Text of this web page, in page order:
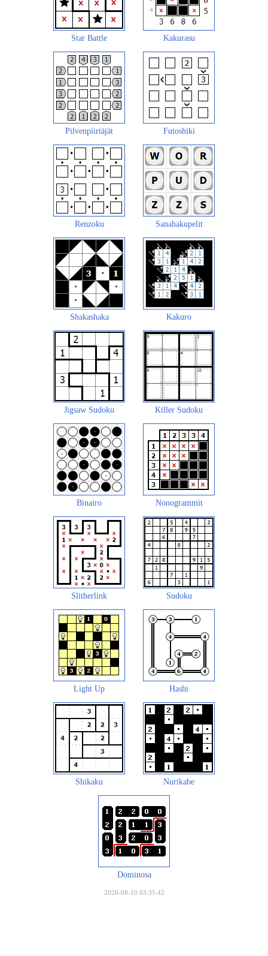
Star Battle Kakurasu
Pilvenpiirtäjät Futoshiki
Renzoku Sanahakupelit
Shakashaka Kakuro
Jigsaw Sudoku Killer Sudoku
Binairo Nonogrammit
Slitherlink Sudoku
Light Up Hashi
Shikaku Nurikabe
Dominosa
2026-08-10 03:35:42